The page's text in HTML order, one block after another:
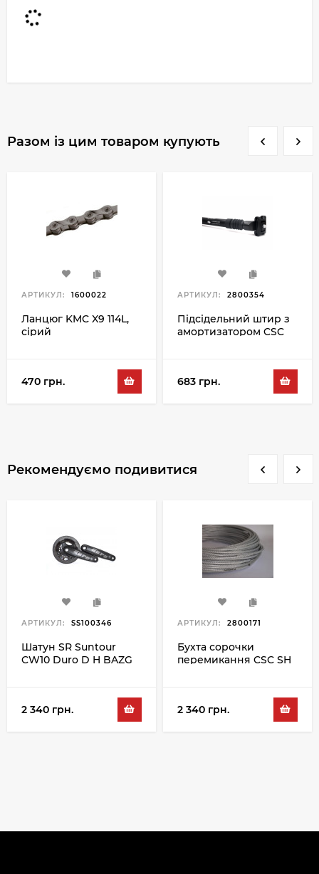
Разом із цим товаром купують
АРТИКУЛ: 1600022
Ланцюг KMC X9 114L,
сірий
470 грн.
АРТИКУЛ: 2800354
Підсідельний штир з
амортизатором CSC
683 грн.
Рекомендуємо подивитися
АРТИКУЛ: SS100346
Шатун SR Suntour
CW10 Duro D H BAZG
2 340 грн.
АРТИКУЛ: 2800171
Бухта сорочки
перемикання CSC SH
2 340 грн.